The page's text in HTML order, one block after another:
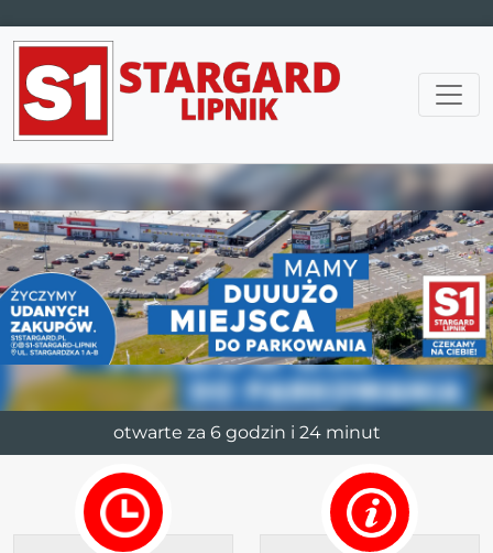
Main Navigation
otwarte za 6 godzin i 24 minut